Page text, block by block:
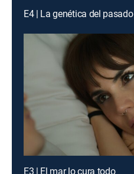
E4 | La genética del pasado
E3 | El mar lo cura todo